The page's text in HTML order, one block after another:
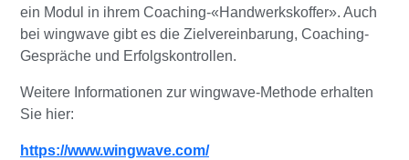
ein Modul in ihrem Coaching-«Handwerkskoffer». Auch
bei wingwave gibt es die Zielvereinbarung, Coaching-
Gespräche und Erfolgskontrollen.
Weitere Informationen zur wingwave-Methode erhalten
Sie hier:
https://www.wingwave.com/